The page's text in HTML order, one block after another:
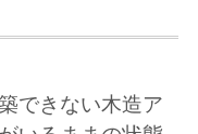
できない木造ア